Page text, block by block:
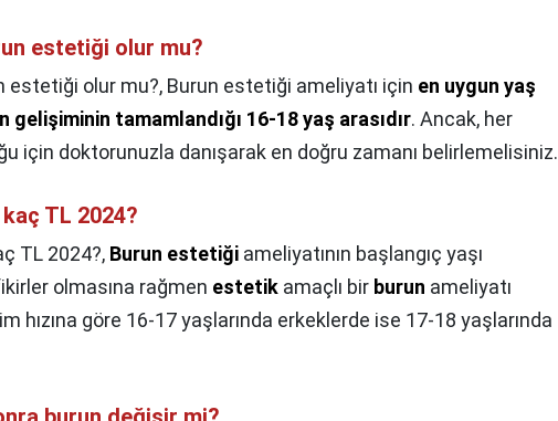
estetiği olur mu?
estetiği olur mu?, Burun estetiği ameliyatı için en uygun yaş
gelişiminin tamamlandığı 16-18 yaş arasıdır. Ancak, her
için doktorunuzla danışarak en doğru zamanı belirlemelisiniz.
TL 2024?
TL 2024?, Burun estetiği ameliyatının başlangıç yaşı
olmasına rağmen estetik amaçlı bir burun ameliyatı
hızına göre 16-17 yaşlarında erkeklerde ise 17-18 yaşlarında